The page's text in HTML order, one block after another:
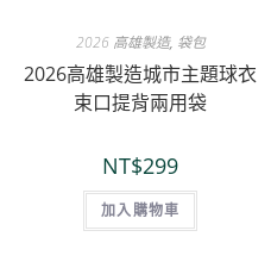
2026 高雄製造, 袋包
2026高雄製造城市主題球衣
束口提背兩用袋
NT$299
加入購物車